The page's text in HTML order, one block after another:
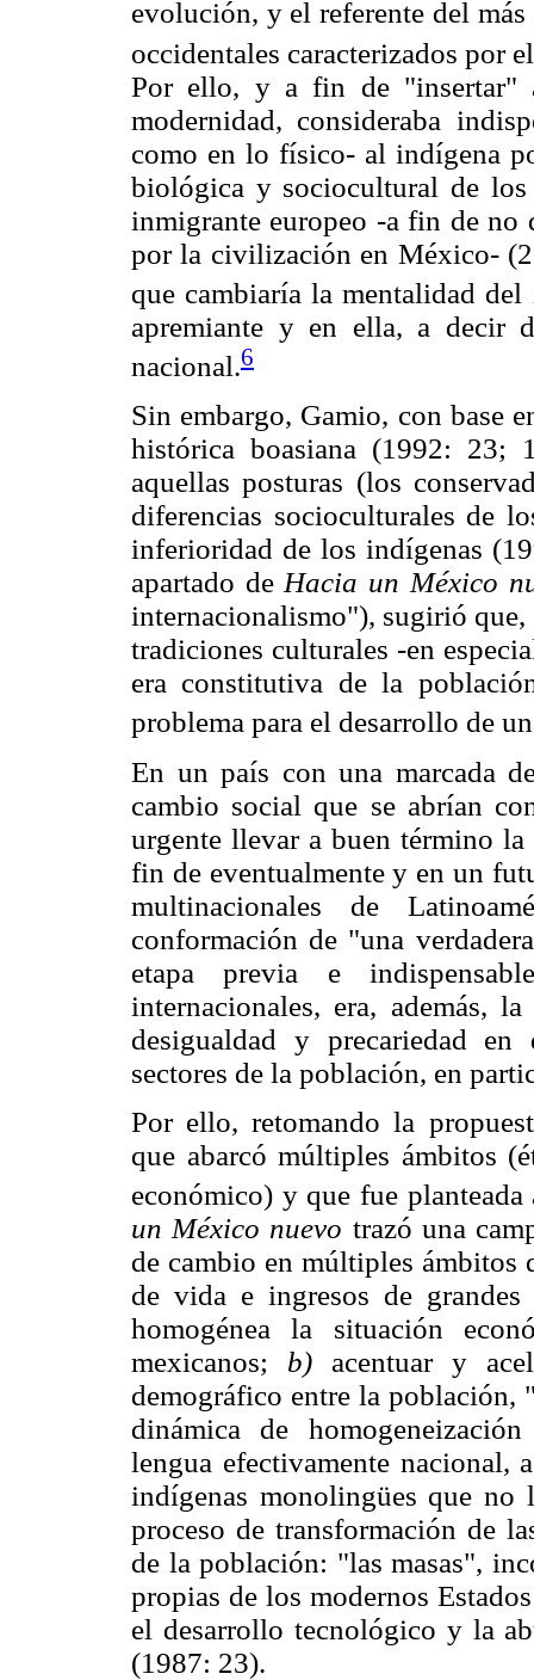
evolución, y el referente del
occidentales caracterizados por
Por ello, y a fin de "insertar"
modernidad, consideraba
como en lo físico- al indígena
biológica y sociocultural de
inmigrante europeo -a fin de no
por la civilización en México-
que cambiaría la mentalidad
apremiante y en ella, a decir
nacional.6
Sin embargo, Gamio, con base
histórica boasiana (1992: 23;
aquellas posturas (los
diferencias socioculturales de
inferioridad de los indígenas
apartado de Hacia un México
internacionalismo"), sugirió
tradiciones culturales -en
era constitutiva de la
problema para el desarrollo de
En un país con una marcada
cambio social que se abrían
urgente llevar a buen término
fin de eventualmente y en un
multinacionales de
conformación de "una
etapa previa e
internacionales, era, además,
desigualdad y precariedad
sectores de la población, en
Por ello, retomando la
que abarcó múltiples ámbitos
económico) y que fue
un México nuevo trazó una
de cambio en múltiples
de vida e ingresos de
homogénea la situación
mexicanos; b)acentuar y
demográfico entre la
dinámica de
lengua efectivamente nacional,
indígenas monolingües que no
proceso de transformación de
de la población: "las masas",
propias de los modernos
el desarrollo tecnológico y la
(1987: 23).